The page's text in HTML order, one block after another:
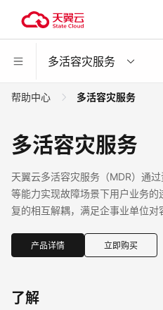
多活容灾服务
帮助中心 多活容灾服务
多活容灾服务
天翼云多活容灾服务（MDR）通
等能力实现故障场景下用户业务
复的相互解耦，满足企事业单位对
产品详情 立即购买
了解